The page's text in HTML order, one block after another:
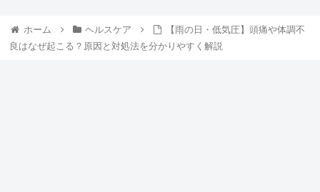
ホーム ヘルスケア
【雨の日・低気圧】頭痛や体調不
良はなぜ起こる？原因と対処法を分かりやすく解説